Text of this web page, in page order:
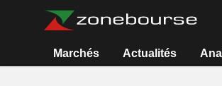
Marchés Actualités